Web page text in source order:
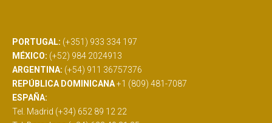
PORTUGAL: (+351) 933 334 197
MÉXICO: (+52) 984 2024913
ARGENTINA: (+54) 911 36757376
REPÚBLICA DOMINICANA+1 (809) 481-7087
ESPAÑA:
Tel. Madrid (+34) 652 89 12 22